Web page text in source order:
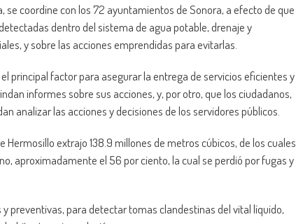
se coordine con los 72 ayuntamientos de Sonora, a efecto de que
dentro del sistema de agua potable, drenaje y
y sobre las acciones emprendidas para evitarlas.
principal factor para asegurar la entrega de servicios eficientes y
informes sobre sus acciones, y, por otro, que los ciudadanos,
analizar las acciones y decisiones de los servidores públicos.
extrajo 138.9 millones de metros cúbicos, de los cuales
aproximadamente el 56 por ciento, la cual se perdió por fugas y
preventivas, para detectar tomas clandestinas del vital líquido,